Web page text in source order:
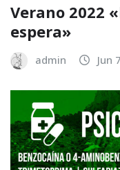
Verano 2022
espera»
admin Jun